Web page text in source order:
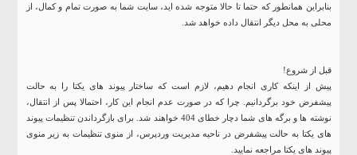
بنابراین همانطور که حتما تا حالا متوجه شده اید، سایت شما به صورت تمام و کمال، از
محلی به محل دیگر انتقال داده خواهد شد.
قبل از شروع!
پیش از اینکه کاری انجام دهیم، لازم است که ساختار پیوند های یکتا را به حالت
پیشفرض خود برگردانیم. چرا که در صورت عدم انجام این کار، احتمالا پس از انتقال،
نوشته ها و برگه های شما دچار خطای 404 خواهند شد. برای بازگرداندن تنظیمات پیوند
های یکتا به حالت پیشفرض در ناحیه مدیریت وردپرس، از منوی تنظیمات به زیر منوی
پیوند های یکتا مراجعه نمایید.